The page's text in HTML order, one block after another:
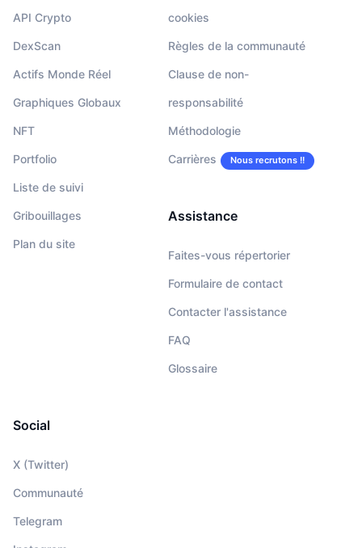
API Crypto
DexScan
Actifs Monde Réel
Graphiques Globaux
NFT
Portfolio
Liste de suivi
Gribouillages
Plan du site
cookies
Règles de la communauté
Clause de non-
responsabilité
Méthodologie
Carrières Nous recrutons !!
Assistance
Faites-vous répertorier
Formulaire de contact
Contacter l'assistance
FAQ
Glossaire
Social
X (Twitter)
Communauté
Telegram